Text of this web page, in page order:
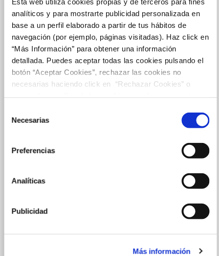
analíticos y para mostrarte publicidad personalizada en
base a un perfil elaborado a partir de tus hábitos de
navegación (por ejemplo, páginas visitadas). Haz click en
“Más Información” para obtener una información
detallada. Puedes aceptar todas las cookies pulsando el
botón “Aceptar Cookies”, rechazar las cookies no
necesarias haciendo click en “Rechazar Cookies” o
Necesarias
Preferencias
Analíticas
Publicidad
Más información